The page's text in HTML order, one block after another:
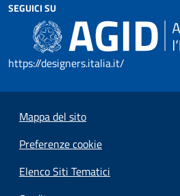
SEGUICI SU
https://designers.italia.it/
Mappa del sito
Preferenze cookie
Elenco Siti Tematici